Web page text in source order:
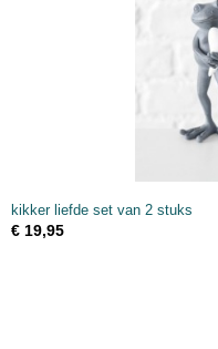
kikker liefde set van 2 stuks
€ 19,95